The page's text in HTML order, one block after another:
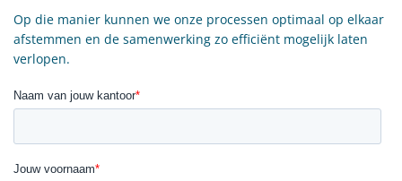
Op die manier kunnen we onze processen optimaal op elkaar
afstemmen en de samenwerking zo efficiënt mogelijk laten
verlopen.